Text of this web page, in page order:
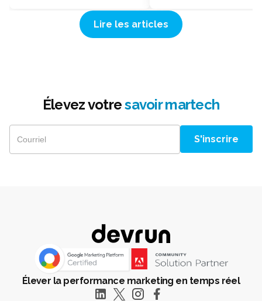
Lire les articles
Élevez votresavoir martech
Élever la performance marketing en temps réel